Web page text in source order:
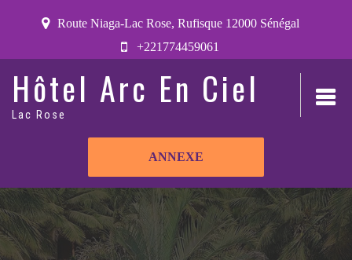
Route Niaga-Lac Rose, Rufisque 12000 Sénégal
+221774459061
Hôtel Arc En Ciel
Lac Rose
ANNEXE